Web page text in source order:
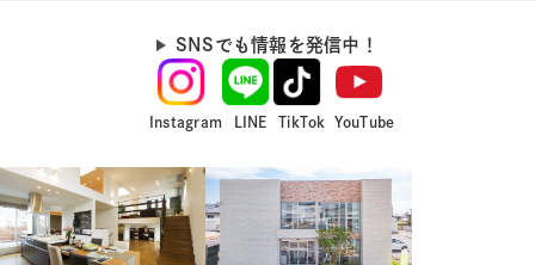
SNSでも情報を発信中！
Instagram LINE TikTok YouTube